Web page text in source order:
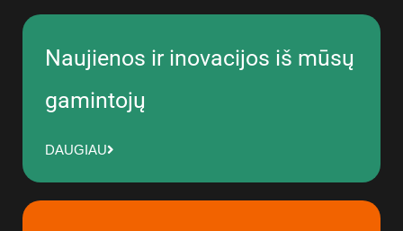
Naujienos ir inovacijos iš mūsų
gamintojų
DAUGIAU